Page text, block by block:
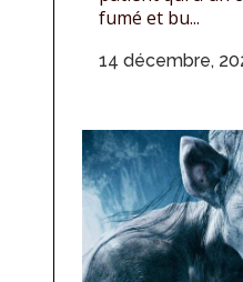
fumé et bu...
14 décembre,